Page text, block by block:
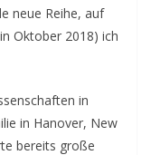
neue Reihe, auf
Oktober 2018) ich
in
in Hanover, New
bereits große